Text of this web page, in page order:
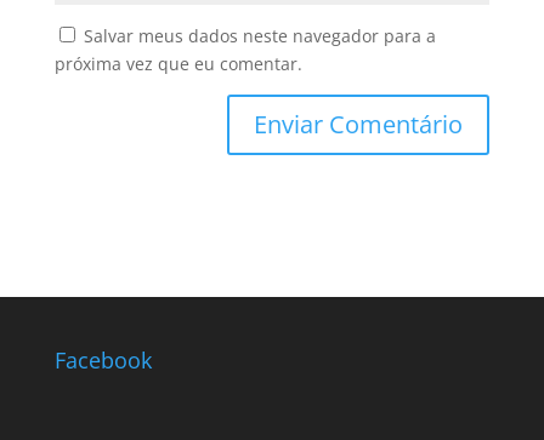
Salvar meus dados neste navegador para a
próxima vez que eu comentar.
Facebook